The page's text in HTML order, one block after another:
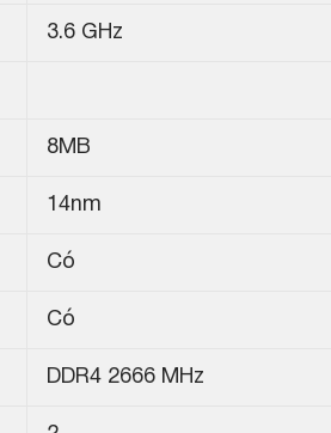
3.6 GHz
8MB
14nm
Có
Có
DDR4 2666 MHz